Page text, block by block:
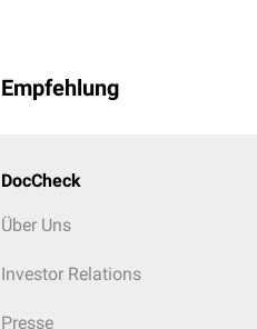
Empfehlung
DocCheck
Über Uns
Investor Relations
Presse